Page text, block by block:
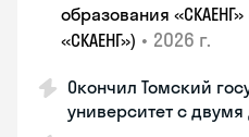
образования
«СКАЕНГ») • 2026 г.
Окончил Томский
университет с